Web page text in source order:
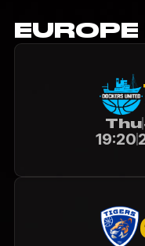
Thu
19:20